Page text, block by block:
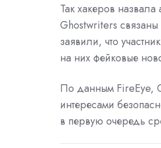
Так хакеров
Ghostwriters
заявили, что
на них фейковые
По данным FireEye,
интересами
в первую очередь